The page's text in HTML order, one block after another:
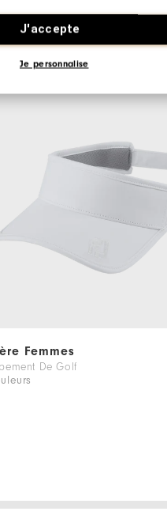
J'accepte
Je personnalise
Femmes
De Golf